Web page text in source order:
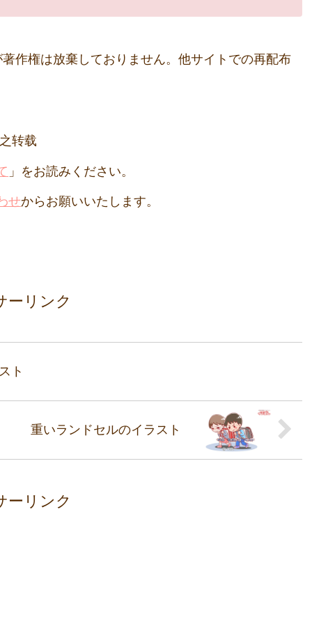
作権は放棄しておりません。他サイトでの再配布
转载
」をお読みください。
せからお願いいたします。
ーリンク
ト
重いランドセルのイラスト
ーリンク